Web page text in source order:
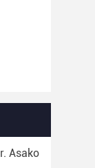
Asako